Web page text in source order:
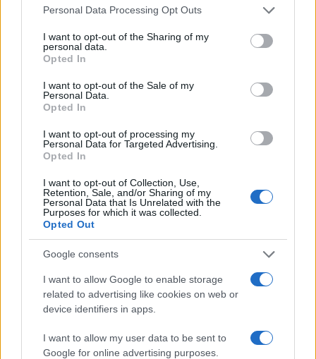
Please note that this website/app uses one or more Google
not limited to your visit or usage behaviour. You may click to
grant or deny consent to Google and its third-party tags to
use your data for below specified purposes in below Google
consent section.
Personal Data Processing Opt Outs
I want to opt-out of the Sharing of my
personal data.
Opted In
I want to opt-out of the Sale of my
Personal Data.
Opted In
I want to opt-out of processing my
Personal Data for Targeted Advertising.
Opted In
I want to opt-out of Collection, Use,
Retention, Sale, and/or Sharing of my
Personal Data that Is Unrelated with the
Purposes for which it was collected.
Opted Out
Google consents
I want to allow Google to enable storage
related to advertising like cookies on web or
device identifiers in apps.
I want to allow my user data to be sent to
Google for online advertising purposes.
Σχόλια
Σχολίασε εδώ
50 /50
Καιρός «hot – dry – windy»
Αυξημένος ο κίνδυνος
φωτιάς, συναγερμός σε 6
περιφέρειες
σορός που βρέθηκε
Λυκαβηττό - Από